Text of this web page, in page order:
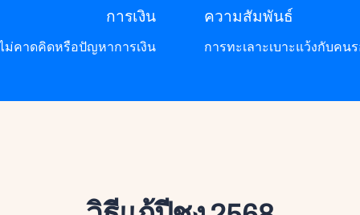
การเงิน
ม่คาดคิดหรือปัญหาการเงิน
ความสัมพันธ์
การทะเลาะเบาะแว้งกับคน